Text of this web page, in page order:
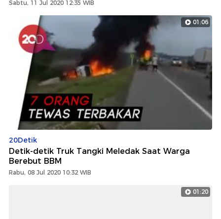
Sabtu, 11 Jul 2020 12:35 WIB
01:06
20Detik
Detik-detik Truk Tangki Meledak Saat Warga
Berebut BBM
Rabu, 08 Jul 2020 10:32 WIB
01:20